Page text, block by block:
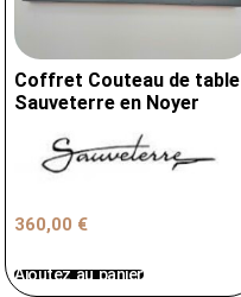
Coffret Couteau de table
Sauveterre en Noyer
360,00 €
Ajoutez au panier